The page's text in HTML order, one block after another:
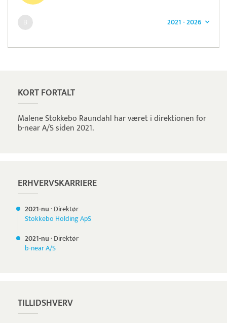
2021 - 2026
KORT FORTALT
Malene Stokkebo Raundahl har været i direktionen for
b-near A/S siden 2021.
ERHVERVSKARRIERE
2021-nu· Direktør
Stokkebo Holding ApS
2021-nu· Direktør
b-near A/S
TILLIDSHVERV